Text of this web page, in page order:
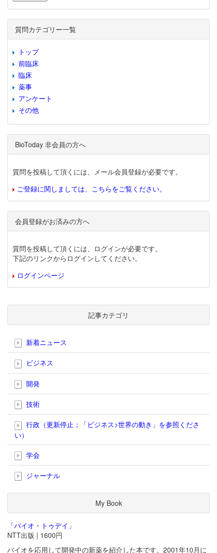
質問カテゴリー一覧
トップ
前臨床
臨床
薬事
アンケート
その他
BioToday 非会員の方へ
質問を投稿して頂くには、メール会員登録が必要です。
ご登録に関しましては、こちらをご覧ください。
会員登録がお済みの方へ
質問を投稿して頂くには、ログインが必要です。
下記のリンクからログインしてください。
ログインページ
記事カテゴリ
新着ニュース
ビジネス
開発
技術
行政（更新停止；「ビジネス>世界の動き」を参照くださ
い）
学会
ジャーナル
My Book
「バイオ・トゥデイ」
NTT出版 | 1600円
バイオを応用して開発中の新薬を紹介した本です。2001年10月に